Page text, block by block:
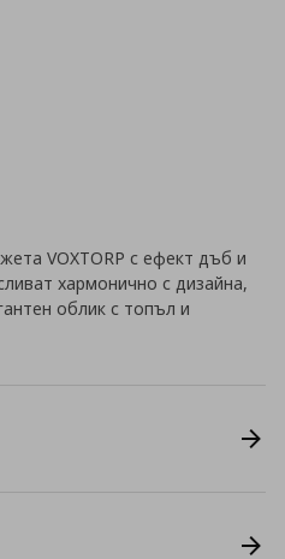
VOXTORP с ефект дъб и
хармонично с дизайна,
облик с топъл и